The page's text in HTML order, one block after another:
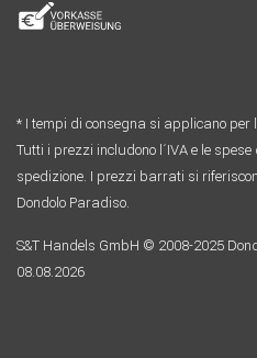
* I tempi di consegna si applicano per
Tutti i prezzi includono l´IVA e le
spedizione. I prezzi barrati si
Dondolo Paradiso.
S&T Handels GmbH © 2008-2025
08.08.2026